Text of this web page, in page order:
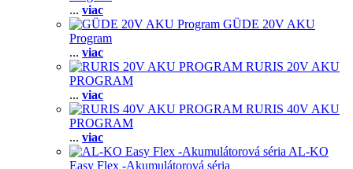
... viac
GÜDE 20V AKU
Program
... viac
RURIS 20V AKU
PROGRAM
... viac
RURIS 40V AKU
PROGRAM
... viac
AL-KO
Easy Flex -Akumulátorová séria